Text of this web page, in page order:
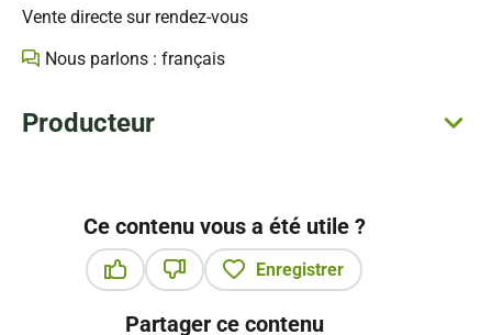
Vente directe sur rendez-vous
Nous parlons : français
Producteur
Ce contenu vous a été utile ?
Enregistrer
Partager ce contenu